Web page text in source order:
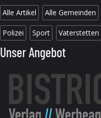
Alle Artikel Alle Gemeinden
Polizei Sport Vaterstetten
Unser Angebot